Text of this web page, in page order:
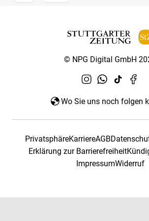
© NPG Digital GmbH
Wo Sie uns noch folgen
PrivatsphäreKarriereAGB
Erklärung zur Barrierefreiheit
ImpressumWiderruf